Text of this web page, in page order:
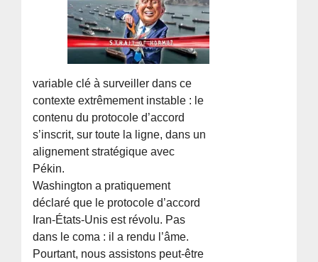
variable clé à surveiller dans ce
contexte extrêmement instable : le
contenu du protocole d’accord
s’inscrit, sur toute la ligne, dans un
alignement stratégique avec
Pékin.
Washington a pratiquement
déclaré que le protocole d’accord
Iran-États-Unis est révolu. Pas
dans le coma : il a rendu l’âme.
Pourtant, nous assistons peut-être